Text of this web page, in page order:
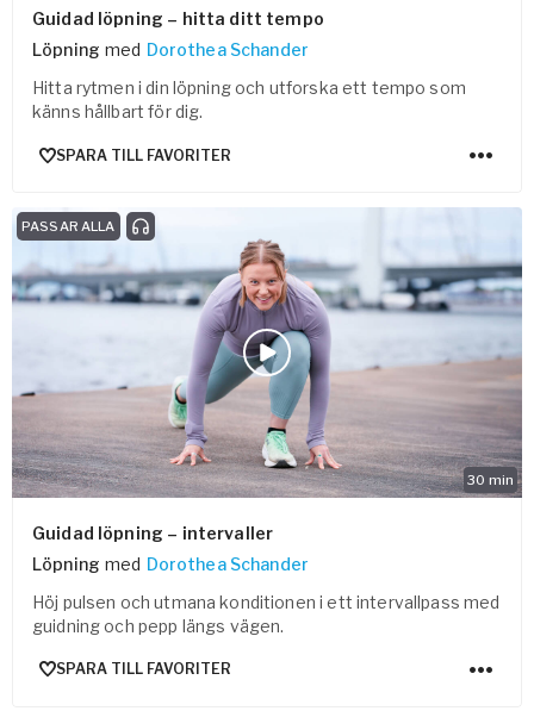
Guidad löpning – hitta ditt tempo
Löpning med Dorothea Schander
Hitta rytmen i din löpning och utforska ett tempo som
känns hållbart för dig.
SPARA TILL FAVORITER
30 min
PASSAR ALLA
Guidad löpning – intervaller
Löpning med Dorothea Schander
Höj pulsen och utmana konditionen i ett intervallpass med
guidning och pepp längs vägen.
SPARA TILL FAVORITER